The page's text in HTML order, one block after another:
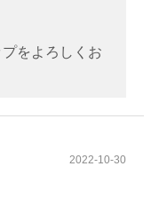
をよろしくお
2022-10-30